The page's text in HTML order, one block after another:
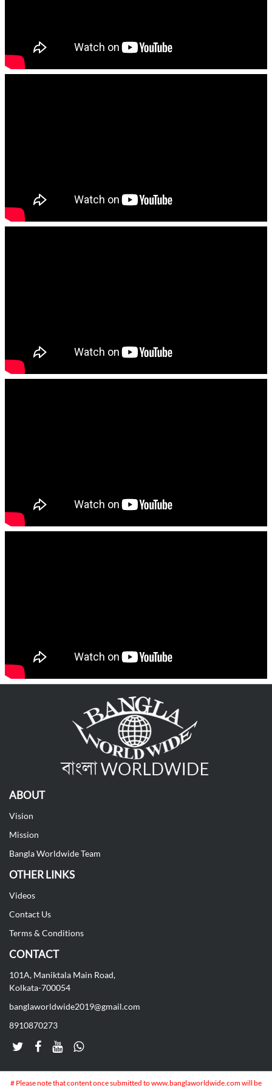
ABOUT
Vision
Mission
Bangla Worldwide Team
OTHER LINKS
Videos
Contact Us
Terms & Conditions
CONTACT
101A, Maniktala Main Road,
Kolkata-700054
banglaworldwide2019@gmail.com
8910870273
# Please note that content once submitted to www.banglaworldwide.com will be